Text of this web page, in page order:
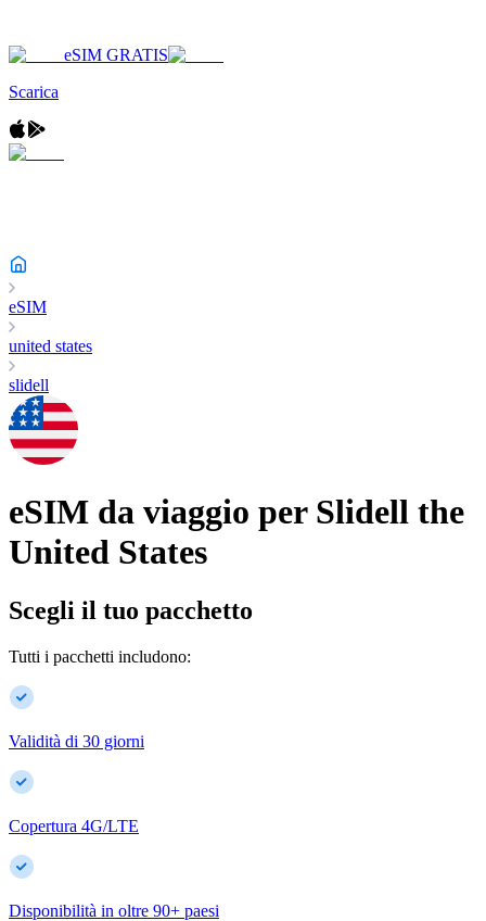
eSIM GRATIS
Scarica
eSIM
united states
slidell
eSIM da viaggio per Slidell the
United States
Scegli il tuo pacchetto
Tutti i pacchetti includono:
Validità di 30 giorni
Copertura 4G/LTE
Disponibilità in oltre 90+ paesi